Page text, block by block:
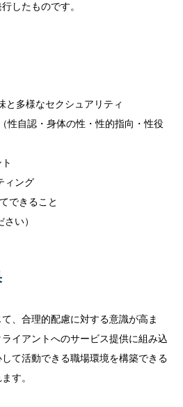
したものです。
と多様なセクシュアリティ
性自認・身体の性・性的指向・性役
ィング
できること
い）
て、合理的配慮に対する意識が高ま
イアントへのサービス提供に組み込
て活動できる職場環境を構築できる
す。